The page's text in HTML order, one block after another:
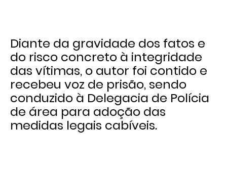
Diante da gravidade dos fatos e
do risco concreto à integridade
das vítimas, o autor foi contido e
recebeu voz de prisão, sendo
conduzido à Delegacia de Polícia
de área para adoção das
medidas legais cabíveis.